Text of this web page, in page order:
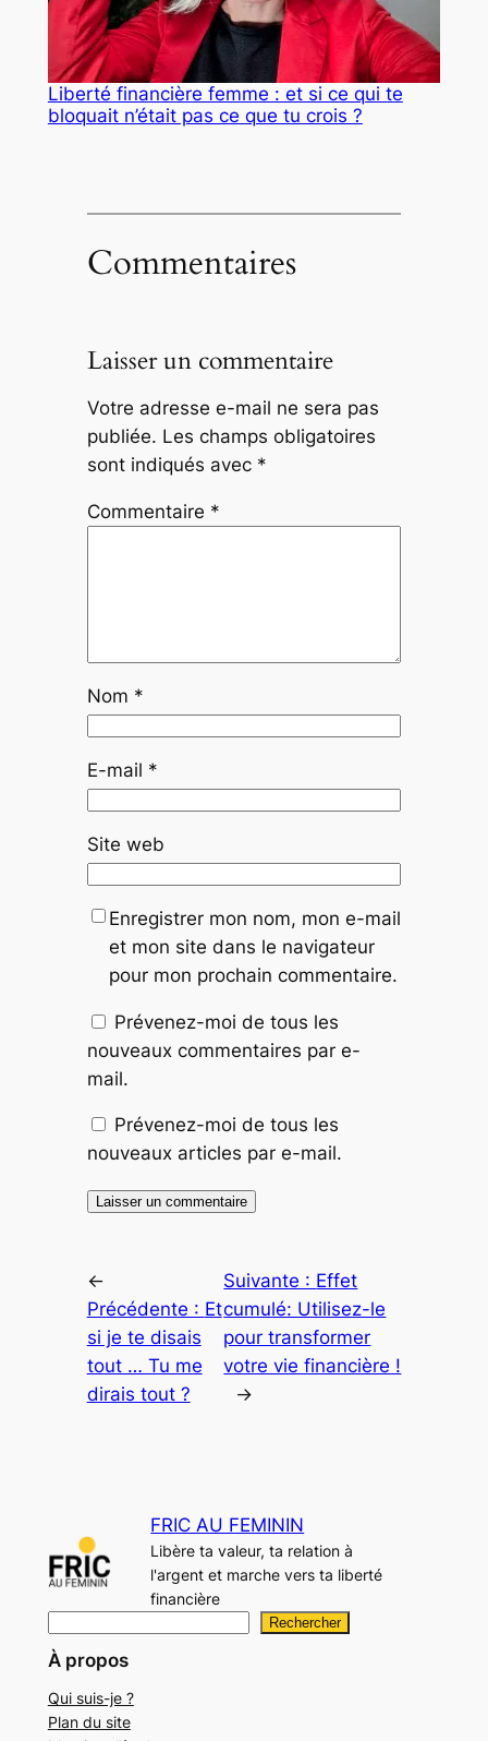
Liberté financière femme : et si ce qui te
bloquait n’était pas ce que tu crois ?
Commentaires
Laisser un commentaire
Votre adresse e-mail ne sera pas
publiée. Les champs obligatoires
sont indiqués avec *
Commentaire *
Nom *
E-mail *
Site web
Enregistrer mon nom, mon e-mail
et mon site dans le navigateur
pour mon prochain commentaire.
Prévenez-moi de tous les
nouveaux commentaires par e-
mail.
Prévenez-moi de tous les
nouveaux articles par e-mail.
←
Précédente : Et
si je te disais
tout … Tu me
dirais tout ?
Suivante : Effet
cumulé: Utilisez-le
pour transformer
votre vie financière !
→
FRIC AU FEMININ
Libère ta valeur, ta relation à
l'argent et marche vers ta liberté
financière
e
h
Rechercher
À propos
Qui suis-je ?
Plan du site